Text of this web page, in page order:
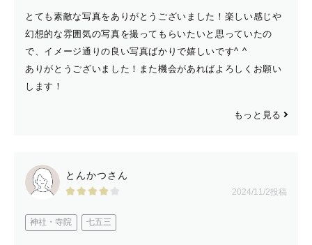
とても素敵な写真をありがとうございました！楽しい感じや
幻想的な雰囲気の写真を撮ってもらいたいと思っていたの
で、イメージ通りの良い写真ばかりで嬉しいです^ ^
ありがとうございました！また機会があればよろしくお願い
します！
もっと見る
とんかつさん
2024/11/2投稿
神社・寺院 七五三